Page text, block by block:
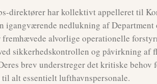
direktører har kollektivt appelleret til
igangværende nedlukning af Department
alvorlige operationelle
sikkerhedskontrollen og påvirkning af
brev understreger det kritiske behov
alt essentielt lufthavnspersonale.